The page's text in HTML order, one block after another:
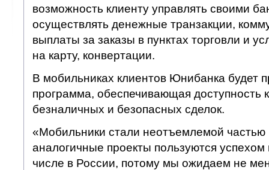
возможность клиенту управлять своими
осуществлять денежные транзакции,
выплаты за заказы в пунктах торговли и
на карту, конвертации.
В мобильниках клиентов Юнибанка будет
программа, обеспечивающая доступность
безналичных и безопасных сделок.
«Мобильники стали неотъемлемой частью
аналогичные проекты пользуются
числе в России, потому мы ожидаем не